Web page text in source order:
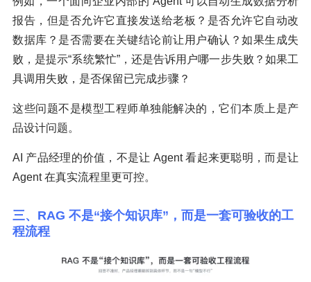
报告，但是否允许它直接发送给老板？是否允许它自动改
数据库？是否需要在关键结论前让用户确认？如果生成失
败，是提示“系统繁忙”，还是告诉用户哪一步失败？如果工
具调用失败，是否保留已完成步骤？
这些问题不是模型工程师单独能解决的，它们本质上是产
品设计问题。
AI 产品经理的价值，不是让 Agent 看起来更聪明，而是让
Agent 在真实流程里更可控。
三、RAG 不是“接个知识库”，而是一套可验收的工
程流程